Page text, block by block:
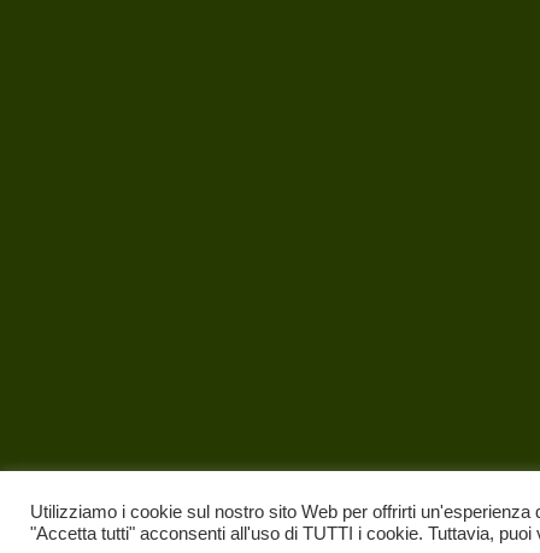
Utilizziamo i cookie sul nostro sito Web per offrirti
"Accetta tutti" acconsenti all'uso di TUTTI i cookie. Tuttavia,